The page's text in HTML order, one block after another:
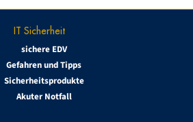
IT Sicherheit
sichere EDV
Gefahren und Tipps
Sicherheitsprodukte
Akuter Notfall